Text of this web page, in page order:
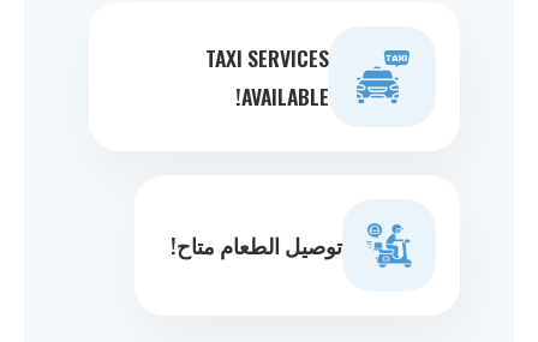
TAXI SERVICES
AVAILABLE!
توصيل الطعام متاح!